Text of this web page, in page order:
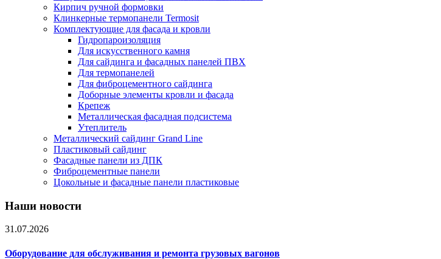
Кирпич ручной формовки
Клинкерные термопанели Termosit
Комплектующие для фасада и кровли
Гидропароизоляция
Для искусственного камня
Для сайдинга и фасадных панелей ПВХ
Для термопанелей
Для фиброцементного сайдинга
Доборные элементы кровли и фасада
Крепеж
Металлическая фасадная подсистема
Утеплитель
Металлический сайдинг Grand Line
Пластиковый сайдинг
Фасадные панели из ДПК
Фиброцементные панели
Цокольные и фасадные панели пластиковые
Наши новости
31.07.2026
Оборудование для обслуживания и ремонта грузовых вагонов